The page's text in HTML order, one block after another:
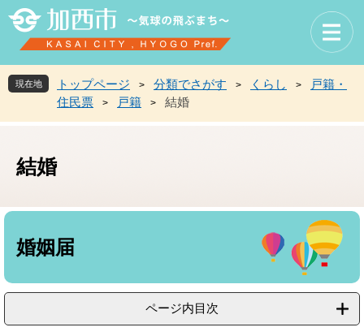
先
頭
を
飛
現在地 トップページ > 分類でさがす > くらし >
戸籍・
住民票
> 戸籍 > 結婚
結婚
本
婚姻届
ページ内目次